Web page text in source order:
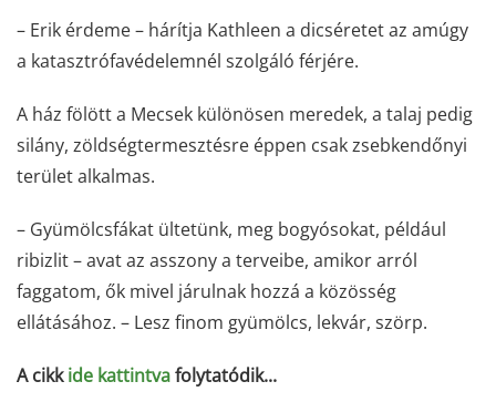
– Erik érdeme – hárítja Kathleen a dicséretet az amúgy
a katasztrófavédelemnél szolgáló férjére.
A ház fölött a Mecsek különösen meredek, a talaj pedig
silány, zöldségtermesztésre éppen csak zsebkendőnyi
terület alkalmas.
– Gyümölcsfákat ültetünk, meg bogyósokat, például
ribizlit – avat az asszony a terveibe, amikor arról
faggatom, ők mivel járulnak hozzá a közösség
ellátásához. – Lesz finom gyümölcs, lekvár, szörp.
A cikkide kattintvafolytatódik...